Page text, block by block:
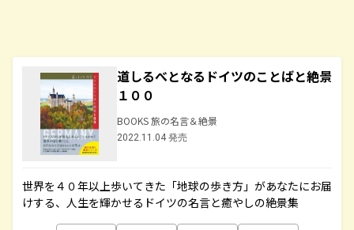
道しるべとなるドイツのことばと絶景
１００
BOOKS 旅の名言＆絶景
2022.11.04 発売
世界を４０年以上歩いてきた「地球の歩き方」があなたにお届
けする、人生を輝かせるドイツの名言と癒やしの絶景集